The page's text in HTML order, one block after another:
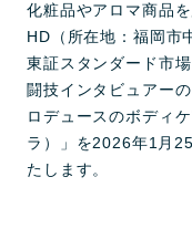
化粧品やアロマ商品
HD（所在地：福岡市
東証スタンダード市
闘技インタビュアー
ロデュースのボディ
ラ）」を2026年1月
たします。